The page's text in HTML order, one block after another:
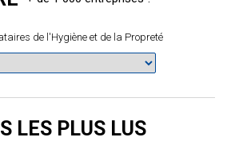
de l'Hygiène et de la Propreté
LES PLUS LUS